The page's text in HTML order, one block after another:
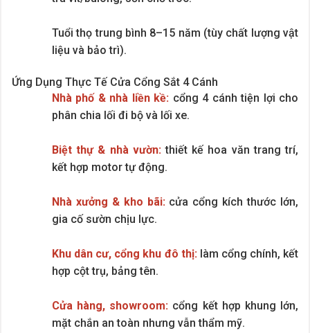
Tuổi thọ trung bình 8–15 năm (tùy chất lượng vật
liệu và bảo trì).
Ứng Dụng Thực Tế Cửa Cổng Sắt 4 Cánh
Nhà phố & nhà liền kề: cổng 4 cánh tiện lợi cho
phân chia lối đi bộ và lối xe.
Biệt thự & nhà vườn:thiết kế hoa văn trang trí,
kết hợp motor tự động.
Nhà xưởng & kho bãi:cửa cổng kích thước lớn,
gia cố sườn chịu lực.
Khu dân cư, cổng khu đô thị:làm cổng chính, kết
hợp cột trụ, bảng tên.
Cửa hàng, showroom: cổng kết hợp khung lớn,
mặt chắn an toàn nhưng vẫn thẩm mỹ.